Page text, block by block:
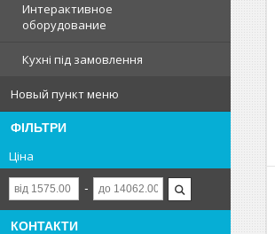
Интерактивное
оборудование
Кухні під замовлення
Новый пункт меню
ФІЛЬТРИ
Ціна
КОНТАКТИ